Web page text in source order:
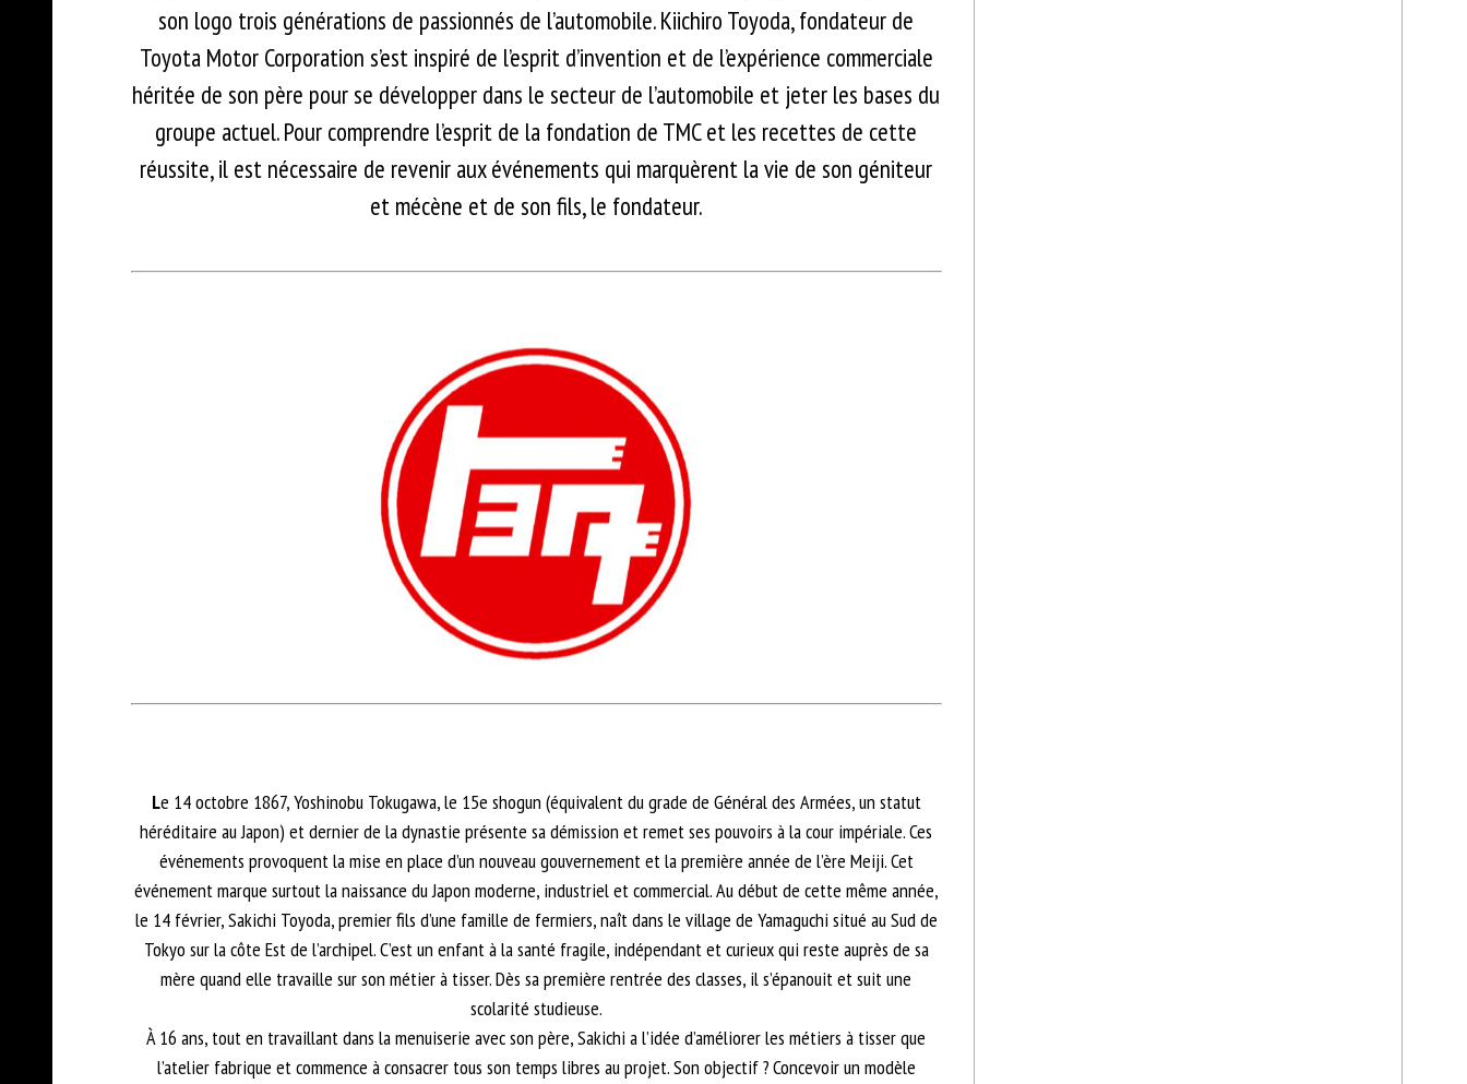
son logo trois générations de passionnés de l’automobile. Kiichiro Toyoda, fondateur de
Toyota Motor Corporation s’est inspiré de l’esprit d’invention et de l’expérience commerciale
héritée de son père pour se développer dans le secteur de l’automobile et jeter les bases du
groupe actuel. Pour comprendre l’esprit de la fondation de TMC et les recettes de cette
réussite, il est nécessaire de revenir aux événements qui marquèrent la vie de son géniteur
et mécène et de son fils, le fondateur.
Le 14 octobre 1867, Yoshinobu Tokugawa, le 15e shogun (équivalent du grade de Général des Armées, un statut
héréditaire au Japon) et dernier de la dynastie présente sa démission et remet ses pouvoirs à la cour impériale. Ces
événements provoquent la mise en place d’un nouveau gouvernement et la première année de l’ère Meiji. Cet
événement marque surtout la naissance du Japon moderne, industriel et commercial. Au début de cette même année,
le 14 février, Sakichi Toyoda, premier fils d’une famille de fermiers, naît dans le village de Yamaguchi situé au Sud de
Tokyo sur la côte Est de l’archipel. C’est un enfant à la santé fragile, indépendant et curieux qui reste auprès de sa
mère quand elle travaille sur son métier à tisser. Dès sa première rentrée des classes, il s’épanouit et suit une
scolarité studieuse.
À 16 ans, tout en travaillant dans la menuiserie avec son père, Sakichi a l’idée d’améliorer les métiers à tisser que
l’atelier fabrique et commence à consacrer tous son temps libres au projet. Son objectif ? Concevoir un modèle